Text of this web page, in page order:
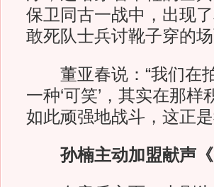
保卫同古一战中，出现
敢死队士兵讨靴子穿的场
董亚春说：“我们在拍
一种‘可笑’，其实在那
如此顽强地战斗，这正
孙楠主动加盟献声《